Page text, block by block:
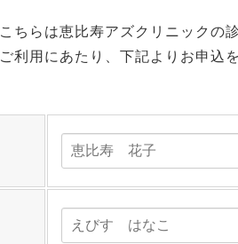
こちらは恵比寿アズクリニックの
ご利用にあたり、下記よりお申込